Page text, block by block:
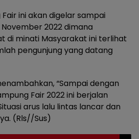
ini akan digelar sampai
2022 dimana
di minati Masyarakat ini terlihat
pengunjung yang datang
“Sampai dengan
Fair 2022 ini berjalan
arus lalu lintas lancar dan
(Rls//Sus)